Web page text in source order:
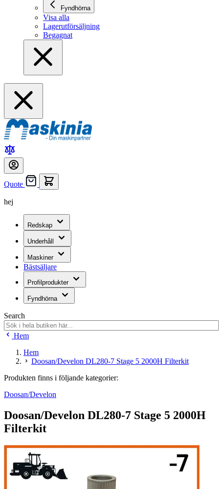
Fyndhörna
Visa alla
Lagerutförsäljning
Begagnat
Quote
hej
Redskap
Underhåll
Maskiner
Bästsäljare
Profilprodukter
Fyndhörna
Search
Hem
Hem
Doosan/Develon DL280-7 Stage 5 2000H Filterkit
Produkten finns i följande kategorier:
Doosan/Develon
Doosan/Develon DL280-7 Stage 5 2000H
Filterkit